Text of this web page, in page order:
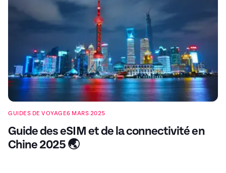
GUIDES DE VOYAGE6 MARS 2025
Guide des eSIM et de la connectivité en
Chine 2025 🌏